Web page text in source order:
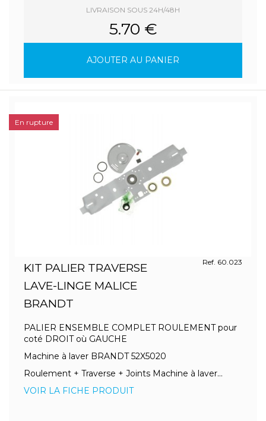
LIVRAISON SOUS 24H/48H
5.70 €
AJOUTER AU PANIER
KIT PALIER TRAVERSE
LAVE-LINGE MALICE
BRANDT
Ref. 60.023
PALIER ENSEMBLE COMPLET ROULEMENT pour
coté DROIT où GAUCHE
Machine à laver BRANDT 52X5020
Roulement + Traverse + Joints Machine à laver...
VOIR LA FICHE PRODUIT
En rupture